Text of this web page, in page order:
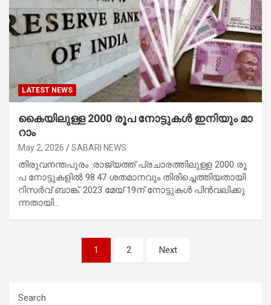
LATEST NEWS
കൈ​യി​ലു​ള്ള 2000 രൂ​പ നോ​ട്ടു​ക​ൾ ഇ​നി​യും മാ​
റാം
May 2, 2026 SABARI NEWS
തിരുവനന്തപുരം :രാ​ജ്യ​ത്ത് പ്ര​ചാ​ര​ത്തി​ലു​ള്ള 2000 രൂ​
പ നോ​ട്ടു​ക​ളി​ൽ 98.47 ശ​ത​മാ​ന​വും തി​രി​ച്ചെ​ത്തി​യ​താ​യി
റി​സ​ർ​വ് ബാ​ങ്ക്. 2023 മേ​യ് 19ന് ​നോ​ട്ടു​ക​ൾ പി​ൻ​വ​ലി​ക്കു​
ന്ന​താ​യി…
1 2 Next
Search